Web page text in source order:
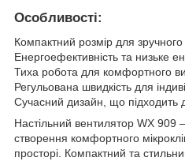
Особливості:
Компактний розмір для
Енергоефективність та низьке
Тиха робота для комфортного
Регульована швидкість для
Сучасний дизайн, що підходить
Настільний вентилятор WX
створення комфортного
просторі. Компактний та